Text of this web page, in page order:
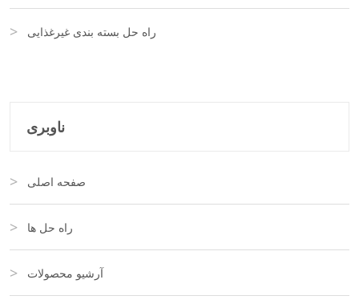
راه حل بسته بندی غیرغذایی
ناوبری
صفحه اصلی
راه حل ها
آرشیو محصولات